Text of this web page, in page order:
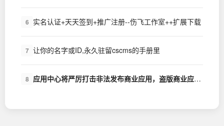
6 实名认证+天天签到+推广注册--伤飞工作室++扩展下载
7 让你的名字或ID,永久驻留cscms的手册里
8 应用中心将严厉打击非法发布商业应用，盗版商业应用的行为